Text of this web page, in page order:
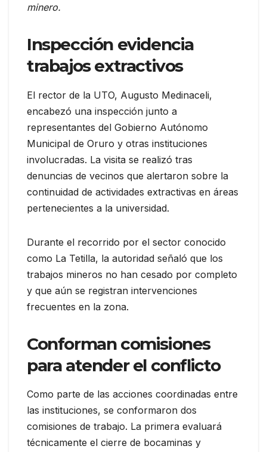
minero.
Inspección evidencia
trabajos extractivos
El rector de la UTO, Augusto Medinaceli,
encabezó una inspección junto a
representantes del Gobierno Autónomo
Municipal de Oruro y otras instituciones
involucradas. La visita se realizó tras
denuncias de vecinos que alertaron sobre la
continuidad de actividades extractivas en áreas
pertenecientes a la universidad.
Durante el recorrido por el sector conocido
como La Tetilla, la autoridad señaló que los
trabajos mineros no han cesado por completo
y que aún se registran intervenciones
frecuentes en la zona.
Conforman comisiones
para atender el conflicto
Como parte de las acciones coordinadas entre
las instituciones, se conformaron dos
comisiones de trabajo. La primera evaluará
técnicamente el cierre de bocaminas y